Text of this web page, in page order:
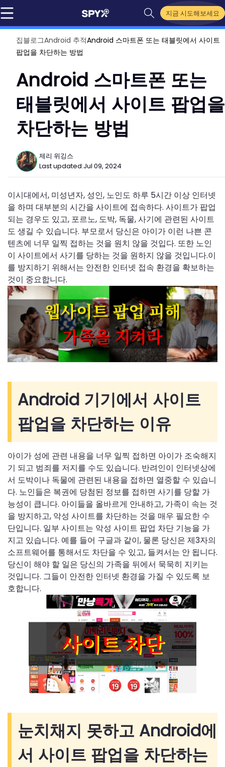
지금 시도해보세요
집블로그Android 추적Android 스마트폰 또는 태블릿에서 사이트
팝업을 차단하는 방법
Android 스마트폰 또는
태블릿에서 사이트 팝업을
차단하는 방법
제리 위깅스
Last updated:Jul 09, 2024
이시대에서, 미성년자, 성인, 노인도 하루 5시간 이상 인터넷
을 하며 대부분의 시간을 사이트에 접속하다. 사이트가 팝업
되는 경우도 있고, 포르노, 도박, 독물, 사기에 관련된 사이트
도 생길 수 있습니다. 부모로서 당신은 아이가 이런 나쁜 콘
텐츠에 너무 일찍 접하는 것을 원치 않을 것입다. 또한 노인
이 사이트에서 사기를 당하는 것을 원하지 않을 것입니다.이
를 방지하기 위해서는 안전한 인터넷 접속 환경을 확보하는
것이 중요합니다.
Android 기기에서 사이트
팝업을 차단하는 이유
아이가 성에 관련 내용을 너무 일찍 접하면 아이가 조숙해지
기 되고 범죄를 저지를 수도 있습니다. 반려인이 인터넷상에
서 도박이나 독물에 관련된 내용을 접하면 열중할 수 있습니
다. 노인들은 복권에 당첨된 정보를 접하면 사기를 당할 가
능성이 큽니다. 아이들을 올바르게 안내하고, 가족이 속는 것
을 방지하고, 악성 사이트를 차단하는 것을 매우 필요한 수
단입니다. 일부 사이트는 악성 사이트 팝업 차단 기능을 가
지고 있습니다. 예를 들어 구글과 같이, 물론 당신은 제3자의
소프트웨어를 통해서도 차단을 수 있고, 들켜서는 안 됩니다.
당신이 해야 할 일은 당신의 가족을 뒤에서 묵묵히 지키는
것입니다. 그들이 안전한 인터넷 환경을 가질 수 있도록 보
호합니다.
눈치채지 못하고 Android에
서 사이트 팝업을 차단하는